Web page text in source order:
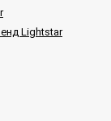
Lightstar